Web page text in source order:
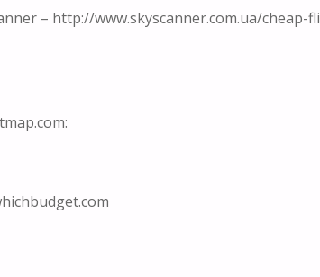
– http://www.skyscanner.com.ua/cheap-